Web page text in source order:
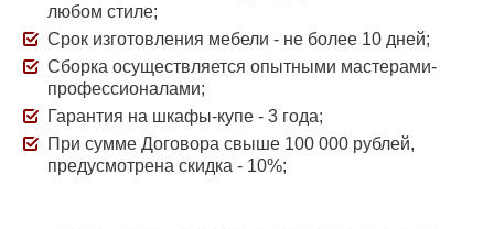
любом стиле;
Срок изготовления мебели - не более 10 дней;
Сборка осуществляется опытными мастерами-
профессионалами;
Гарантия на шкафы-купе - 3 года;
При сумме Договора свыше 100 000 рублей,
предусмотрена скидка - 10%;